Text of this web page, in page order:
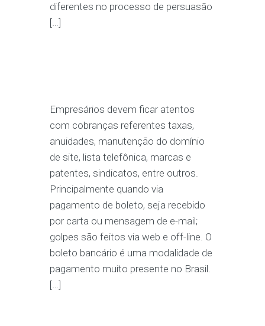
diferentes no processo de persuasão
[…]
Empresários devem ficar atentos
com cobranças referentes taxas,
anuidades, manutenção do domínio
de site, lista telefônica, marcas e
patentes, sindicatos, entre outros.
Principalmente quando via
pagamento de boleto, seja recebido
por carta ou mensagem de e-mail;
golpes são feitos via web e off-line. O
boleto bancário é uma modalidade de
pagamento muito presente no Brasil.
[…]